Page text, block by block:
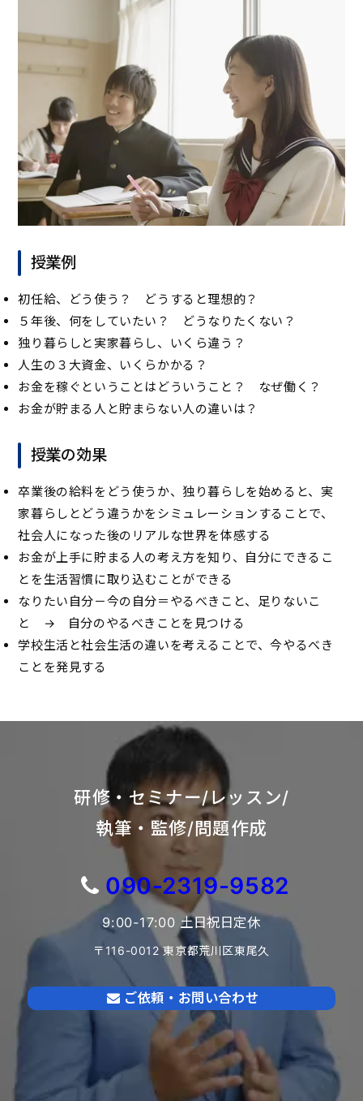
授業例
初任給、どう使う？ どうすると理想的？
５年後、何をしていたい？ どうなりたくない？
独り暮らしと実家暮らし、いくら違う？
人生の３大資金、いくらかかる？
お金を稼ぐということはどういうこと？ なぜ働く？
お金が貯まる人と貯まらない人の違いは？
授業の効果
卒業後の給料をどう使うか、独り暮らしを始めると、実
家暮らしとどう違うかをシミュレーションすることで、
社会人になった後のリアルな世界を体感する
お金が上手に貯まる人の考え方を知り、自分にできるこ
とを生活習慣に取り込むことができる
なりたい自分－今の自分＝やるべきこと、足りないこ
と → 自分のやるべきことを見つける
学校生活と社会生活の違いを考えることで、今やるべき
ことを発見する
研修・セミナー/レッスン/
執筆・監修/問題作成
090-2319-9582
9:00-17:00 土日祝日定休
〒116-0012 東京都荒川区東尾久
ご依頼・お問い合わせ